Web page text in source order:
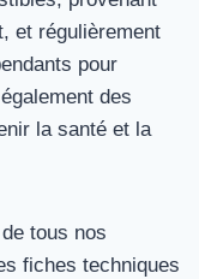
et régulièrement
pour
des
la santé et la
tous nos
fiches techniques